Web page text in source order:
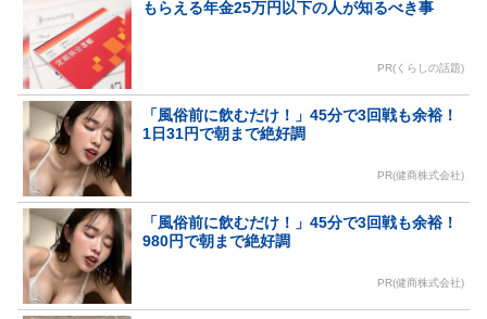
もらえる年金25万円以下の人が知るべき事
PR(くらしの話題)
「風俗前に飲むだけ！」45分で3回戦も余裕！
1日31円で朝まで絶好調
PR(健商株式会社)
「風俗前に飲むだけ！」45分で3回戦も余裕！
980円で朝まで絶好調
PR(健商株式会社)